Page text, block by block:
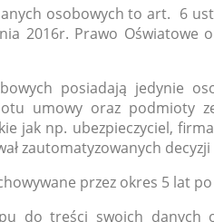
osobowych to art. 6
2016r. Prawo Oświatowe
posiadają jedynie
umowy oraz podmioty
jak np. ubezpieczyciel,
zautomatyzowanych
przez okres 5 lat
do treści swoich danych